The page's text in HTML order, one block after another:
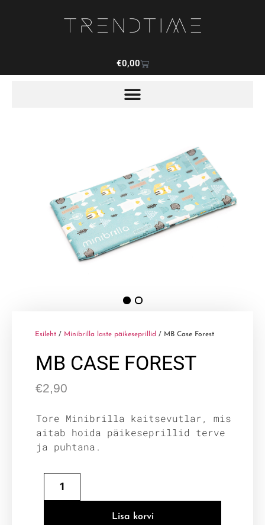
€0,00
Esileht / Minibrilla laste päikeseprillid / MB Case Forest
MB CASE FOREST
€2,90
Tore Minibrilla kaitsevutlar, mis
aitab hoida päikeseprillid terve
ja puhtana.
Lisa korvi